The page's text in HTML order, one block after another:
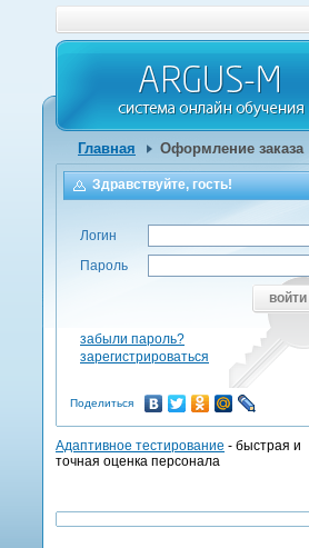
Главная Оформление заказа
Здравствуйте, гость!
Логин
Пароль
войти
забыли пароль?
зарегистрироваться
Поделиться
Адаптивное тестирование - быстрая и
точная оценка персонала